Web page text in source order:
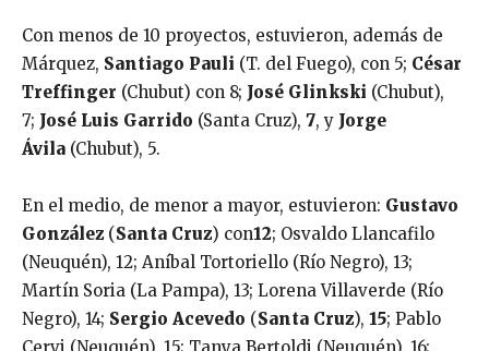
Con menos de 10 proyectos, estuvieron, además de
Márquez, Santiago Pauli (T. del Fuego), con 5; César
Treffinger (Chubut) con 8; José Glinkski (Chubut),
7; José Luis Garrido (Santa Cruz), 7, y Jorge
Ávila (Chubut), 5.
En el medio, de menor a mayor, estuvieron: Gustavo
González (Santa Cruz) con12; Osvaldo Llancafilo
(Neuquén), 12; Aníbal Tortoriello (Río Negro), 13;
Martín Soria (La Pampa), 13; Lorena Villaverde (Río
Negro), 14; Sergio Acevedo (Santa Cruz), 15; Pablo